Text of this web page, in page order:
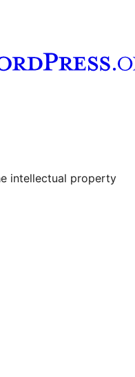
गर्नुहोस्
intellectual property